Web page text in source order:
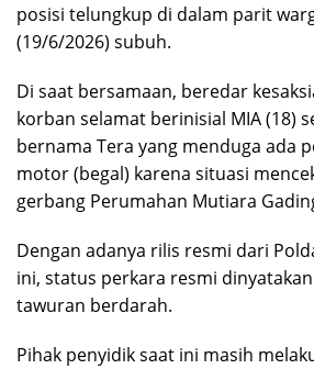
posisi telungkup di dalam parit
(19/6/2026) subuh.
Di saat bersamaan, beredar
korban selamat berinisial MIA (18)
bernama Tera yang menduga ada
motor (begal) karena situasi
gerbang Perumahan Mutiara
Dengan adanya rilis resmi dari
ini, status perkara resmi
tawuran berdarah.
Pihak penyidik saat ini masih